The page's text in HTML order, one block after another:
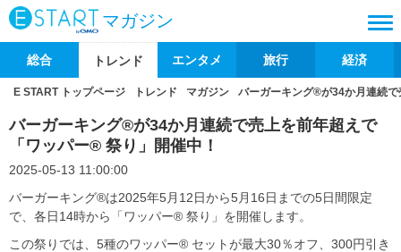
マガジン
総合 トレンド エンタメ 旅行 経済
E START トップページ トレンド マガジン バーガーキング®が34か月連続
バーガーキング®が34か月連続で売上を前年超えで
「ワッパー® 祭り」開催中！
2025-05-13 11:00:00
バーガーキング®は2025年5月12日から5月16日までの5日間限定
で、各日14時から「ワッパー® 祭り」を開催します。
この祭りでは、5種のワッパー® セットが最大30％オフ、300円引き